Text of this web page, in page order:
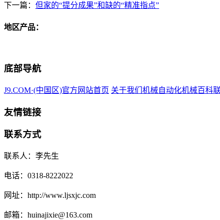
下一篇： 但家的“提分成果”和缺的“精准指点”
地区产品：
底部导航
J9.COM·(中国区)官方网站首页 关于我们 机械自动化机械百科
友情链接
联系方式
联系人：李先生
电话：0318-8222022
网址：http://www.ljsxjc.com
邮箱：huinajixie@163.com